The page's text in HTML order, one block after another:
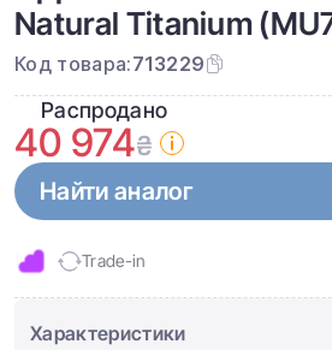
Natural Titanium
Код товара:713229
Распродано
40 974₴
Найти аналог
Trade-in
Характеристики